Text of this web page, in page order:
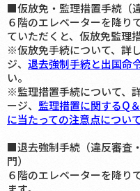
■仮放免・監理措置手続（
６階のエレベーターを降り
ていただくと、仮放免監理
※仮放免手続について、詳
ジ、 退去強制手続と出国命
い。
※監理措置手続について、
ージ、 監理措置に関するQ
に当たっての注意点につい
■退去強制手続（違反審査
門）
６階のエレベーターを降り